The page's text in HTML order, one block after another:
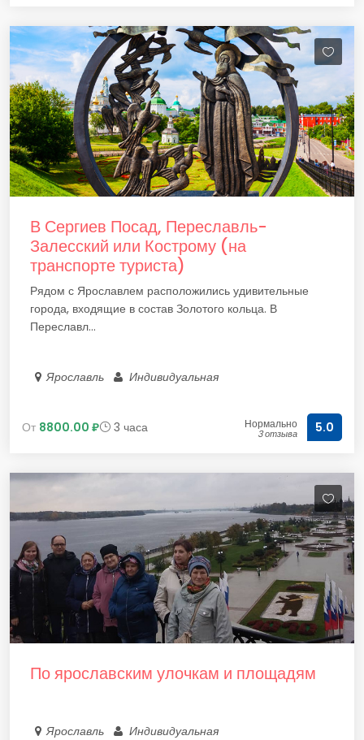
В Сергиев Посад, Переславль-
Залесский или Кострому (на
транспорте туриста)
Рядом с Ярославлем расположились удивительные
города, входящие в состав Золотого кольца. В
Переславл...
Ярославль Индивидуальная
От 8800.00 ₽ 3 часа Нормально
3 отзыва 5.0
По ярославским улочкам и площадям
Ярославль Индивидуальная